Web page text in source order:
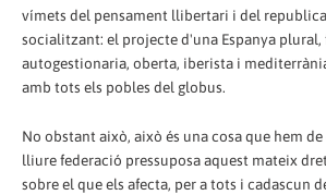
vímets del pensament llibertari i del
socialitzant: el projecte d'una Espanya plural,
autogestionaria, oberta, iberista i
amb tots els pobles del globus.
No obstant això, això és una cosa que hem
lliure federació pressuposa aquest mateix
sobre el que els afecta, per a tots i cadascun